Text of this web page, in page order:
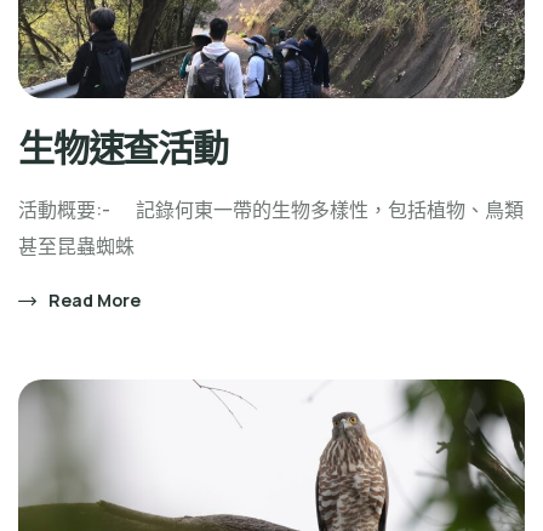
生物速查活動
活動概要:- 記錄何東一帶的生物多樣性，包括植物、鳥類
甚至昆蟲蜘蛛
Read More